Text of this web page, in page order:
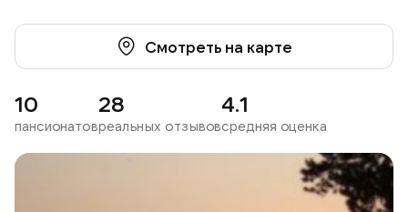
Смотреть на карте
10
пансионатов
28
реальных отзывов
4.1
средняя оценка